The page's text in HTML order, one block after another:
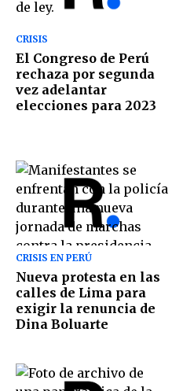
CRISIS
El Congreso de Perú
rechaza por segunda
vez adelantar
elecciones para 2023
CRISIS EN PERÚ
Nueva protesta en las
calles de Lima para
exigir la renuncia de
Dina Boluarte